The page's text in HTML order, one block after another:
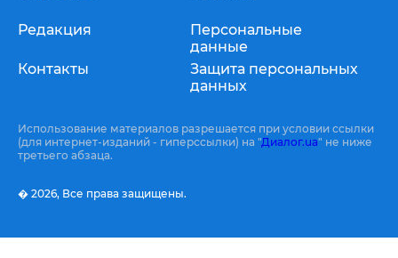
Редакция
Контакты
Персональные
данные
Защита персональных
данных
Использование материалов разрешается при условии ссылки
(для интернет-изданий - гиперссылки) на "Диалог.ua" не ниже
третьего абзаца.
� 2026, Все права защищены.